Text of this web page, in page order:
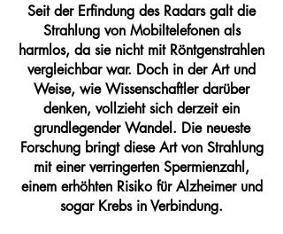
Seit der Erfindung des Radars galt die
Strahlung von Mobiltelefonen als
harmlos, da sie nicht mit Röntgenstrahlen
vergleichbar war. Doch in der Art und
Weise, wie Wissenschaftler darüber
denken, vollzieht sich derzeit ein
grundlegender Wandel. Die neueste
Forschung bringt diese Art von Strahlung
mit einer verringerten Spermienzahl,
einem erhöhten Risiko für Alzheimer und
sogar Krebs in Verbindung.